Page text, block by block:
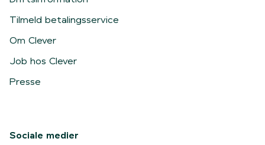
Tilmeld betalingsservice
Om Clever
Job hos Clever
Presse
Sociale medier